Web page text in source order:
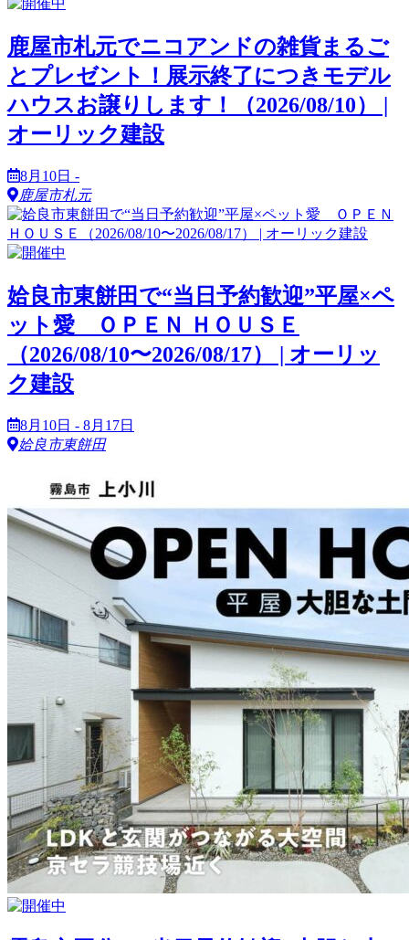
鹿屋市札元でニコアンドの雑貨まるご
とプレゼント！展示終了につきモデル
ハウスお譲りします！（2026/08/10） |
オーリック建設
8月10日 -
鹿屋市札元
姶良市東餅田で“当日予約歓迎”平屋×ペ
ット愛 ＯＰＥＮ ＨＯＵＳＥ
（2026/08/10〜2026/08/17） | オーリッ
ク建設
8月10日 - 8月17日
姶良市東餅田